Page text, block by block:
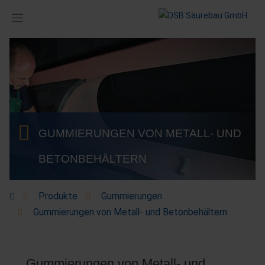
GUMMIERUNGEN VON METALL- UND
BETONBEHÄLTERN
Produkte
Gummierungen
Gummierungen von Metall- und Betonbehältern